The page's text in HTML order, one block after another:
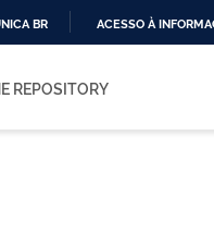
O
BR ACESSO À
REPOSITORY